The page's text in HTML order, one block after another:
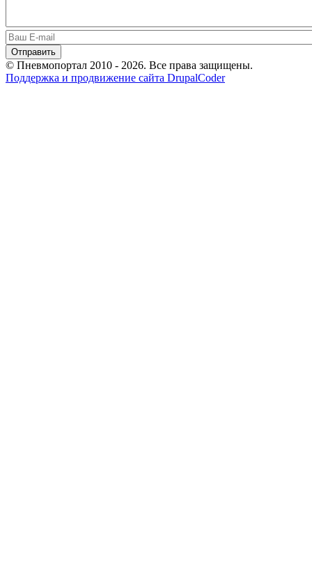
© Пневмопортал 2010 - 2026. Все права защищены.
Поддержка и продвижение сайта DrupalCoder